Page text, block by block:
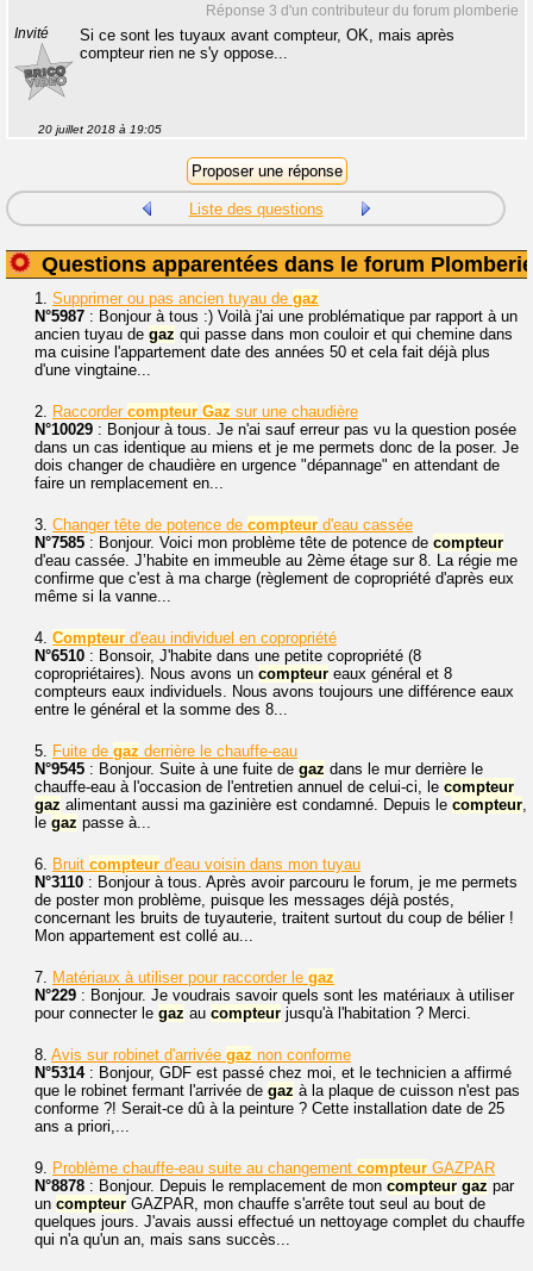
Réponse 3 d'un contributeur du forum plomberie
Invité
Si ce sont les tuyaux avant compteur, OK, mais après
compteur rien ne s'y oppose...
20 juillet 2018 à 19:05
Liste des questions
Questions apparentées dans le forum Plomberie
1. Supprimer ou pas ancien tuyau de gaz
N°5987 : Bonjour à tous :) Voilà j'ai une problématique par rapport à un
ancien tuyau de gaz qui passe dans mon couloir et qui chemine dans
ma cuisine l'appartement date des années 50 et cela fait déjà plus
d'une vingtaine...
2. Raccorder compteur Gaz sur une chaudière
N°10029 : Bonjour à tous. Je n'ai sauf erreur pas vu la question posée
dans un cas identique au miens et je me permets donc de la poser. Je
dois changer de chaudière en urgence "dépannage" en attendant de
faire un remplacement en...
3. Changer tête de potence de compteur d'eau cassée
N°7585 : Bonjour. Voici mon problème tête de potence de compteur
d'eau cassée. J’habite en immeuble au 2ème étage sur 8. La régie me
confirme que c'est à ma charge (règlement de copropriété d'après eux
même si la vanne...
4. Compteur d'eau individuel en copropriété
N°6510 : Bonsoir, J'habite dans une petite copropriété (8
copropriétaires). Nous avons un compteur eaux général et 8
compteurs eaux individuels. Nous avons toujours une différence eaux
entre le général et la somme des 8...
5. Fuite de gaz derrière le chauffe-eau
N°9545 : Bonjour. Suite à une fuite de gaz dans le mur derrière le
chauffe-eau à l'occasion de l'entretien annuel de celui-ci, le compteur
gaz alimentant aussi ma gazinière est condamné. Depuis le compteur,
le gaz passe à...
6. Bruit compteur d'eau voisin dans mon tuyau
N°3110 : Bonjour à tous. Après avoir parcouru le forum, je me permets
de poster mon problème, puisque les messages déjà postés,
concernant les bruits de tuyauterie, traitent surtout du coup de bélier !
Mon appartement est collé au...
7. Matériaux à utiliser pour raccorder le gaz
N°229 : Bonjour. Je voudrais savoir quels sont les matériaux à utiliser
pour connecter le gaz au compteur jusqu'à l'habitation ? Merci.
8. Avis sur robinet d'arrivée gaz non conforme
N°5314: Bonjour, GDF est passé chez moi, et le technicien a affirmé
que le robinet fermant l'arrivée de gaz à la plaque de cuisson n'est pas
conforme ?! Serait-ce dû à la peinture ? Cette installation date de 25
ans a priori,...
9. Problème chauffe-eau suite au changement compteur GAZPAR
N°8878 : Bonjour. Depuis le remplacement de mon compteur gaz par
un compteur GAZPAR, mon chauffe s'arrête tout seul au bout de
quelques jours. J'avais aussi effectué un nettoyage complet du chauffe
qui n'a qu'un an, mais sans succès...